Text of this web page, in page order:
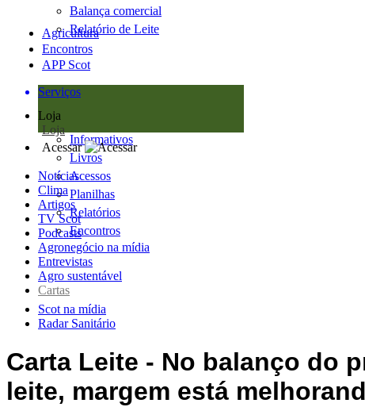
Balança comercial
Relatório de Leite
Agricultura
Encontros
APP Scot
Serviços
Loja
Loja
Informativos
Livros
Acessos
Planilhas
Relatórios
Encontros
Acessar
Notícias
Clima
Artigos
TV Scot
Podcasts
Agronegócio na mídia
Entrevistas
Agro sustentável
Cartas
Scot na mídia
Radar Sanitário
Carta Leite - No balanço do
leite, margem está